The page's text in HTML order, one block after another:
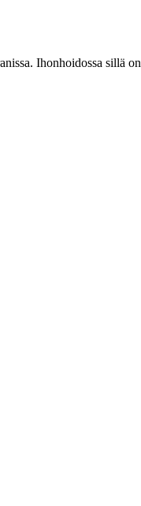
Ihonhoidossa sillä on